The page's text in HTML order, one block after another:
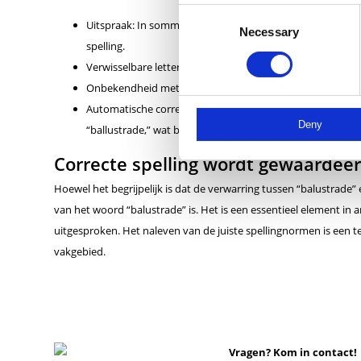
Selection
Necessary
Deny
Uitspraak: In sommige dialecten kan het woord
spelling.
Verwisselbare letter “u” en “a”: De verwisselbare letters
Onbekendheid met het woord: Voor sommigen is het
Automatische correctie: Sommige tekstverwerkers en
“ballustrade,” wat bijdraagt aan de verwarring.
Correcte spelling wordt
Hoewel het begrijpelijk is dat de verwarring tussen
van het woord “balustrade” is. Het is een essentieel element
uitgesproken. Het naleven van de juiste spellingnormen is
vakgebied.
Vragen? Kom in contact!